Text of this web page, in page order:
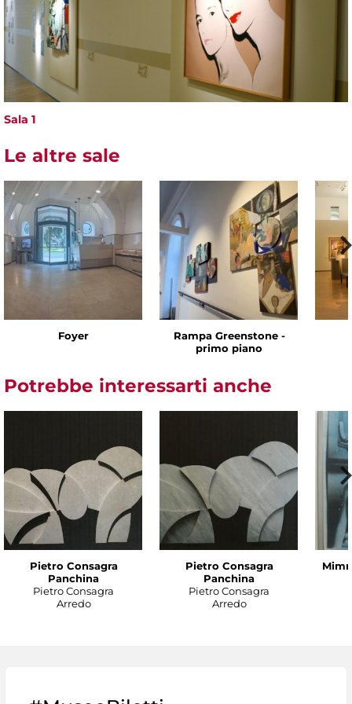
Sala 1
Le altre sale
Foyer
Rampa Greenstone -
primo piano
Potrebbe interessarti anche
Pietro Consagra
Panchina
Pietro Consagra
Arredo
Pietro Consagra
Panchina
Pietro Consagra
Arredo